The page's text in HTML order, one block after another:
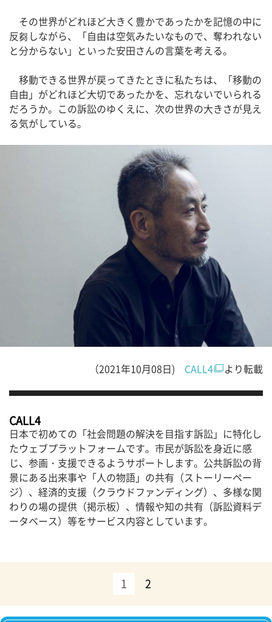
その世界がどれほど大きく豊かであったかを記憶の中に
反芻しながら、「自由は空気みたいなもので、奪われない
と分からない」といった安田さんの言葉を考える。
移動できる世界が戻ってきたときに私たちは、「移動の
自由」がどれほど大切であったかを、忘れないでいられる
だろうか。この訴訟のゆくえに、次の世界の大きさが見え
る気がしている。
（2021年10月08日) CALL4 より転載
CALL4
日本で初めての「社会問題の解決を目指す訴訟」に特化し
たウェブプラットフォームです。市民が訴訟を身近に感
じ、参画・支援できるようサポートします。公共訴訟の背
景にある出来事や「人の物語」の共有（ストーリーペー
ジ）、経済的支援（クラウドファンディング）、多様な関
わりの場の提供（掲示板）、情報や知の共有（訴訟資料デ
ータベース）等をサービス内容としています。
1 2